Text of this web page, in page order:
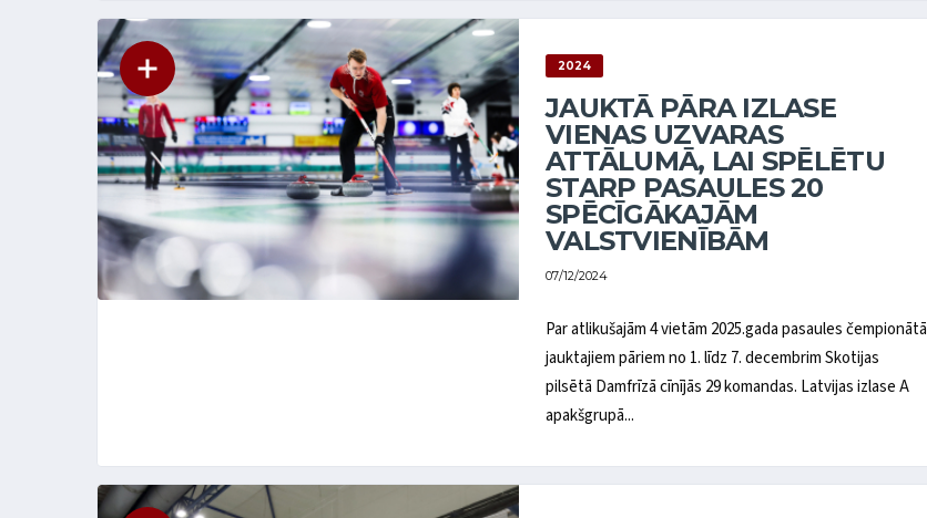
2024
JAUKTĀ PĀRA IZLASE
VIENAS UZVARAS
ATTĀLUMĀ, LAI SPĒLĒTU
STARP PASAULES 20
SPĒCĪGĀKAJĀM
VALSTVIENĪBĀM
07/12/2024
Par atlikušajām 4 vietām 2025.gada pasaules čempionātā
jauktajiem pāriem no 1. līdz 7. decembrim Skotijas
pilsētā Damfrīzā cīnījās 29 komandas. Latvijas izlase A
apakšgrupā...